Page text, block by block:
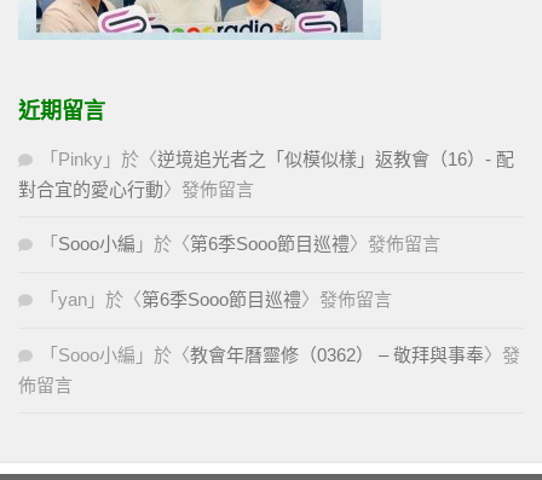
近期留言
「 Pinky 」於〈逆境追光者之「似模似樣」返教會（16）- 配
對合宜的愛心行動〉發佈留言
「 Sooo小編 」於〈第6季Sooo節目巡禮〉發佈留言
「 yan 」於〈第6季Sooo節目巡禮〉發佈留言
「 Sooo小編 」於〈教會年曆靈修（0362） – 敬拜與事奉〉發
佈留言